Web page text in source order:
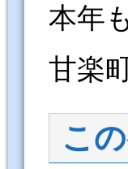
本年
甘
こ